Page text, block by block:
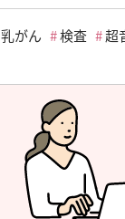
乳がん 検査 超